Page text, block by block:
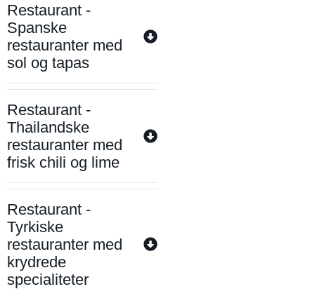
Restaurant -
Spanske
restauranter med
sol og tapas
Restaurant -
Thailandske
restauranter med
frisk chili og lime
Restaurant -
Tyrkiske
restauranter med
krydrede
specialiteter